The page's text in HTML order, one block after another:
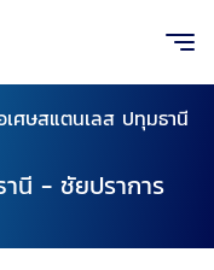
เศษสแตนเลส ปทุมธานี
านี - ชัยปราการ